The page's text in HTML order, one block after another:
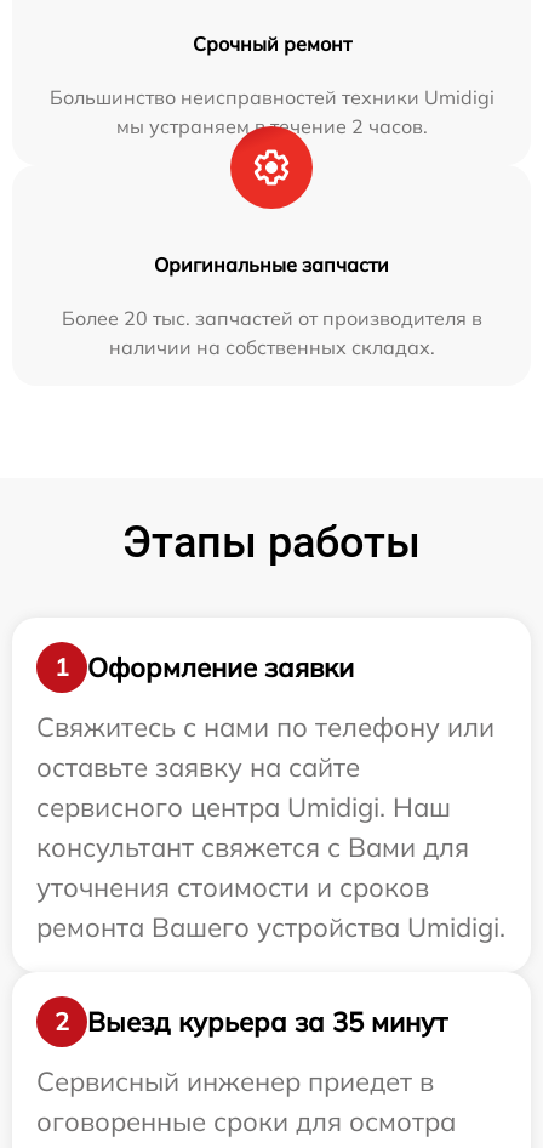
Срочный ремонт
Большинство неисправностей техники Umidigi
мы устраняем в течение 2 часов.
Оригинальные запчасти
Более 20 тыс. запчастей от производителя в
наличии на собственных складах.
Этапы работы
1
Оформление заявки
Свяжитесь с нами по телефону или
оставьте заявку на сайте
сервисного центра Umidigi. Наш
консультант свяжется с Вами для
уточнения стоимости и сроков
ремонта Вашего устройства Umidigi.
2
Выезд курьера за 35 минут
Сервисный инженер приедет в
оговоренные сроки для осмотра